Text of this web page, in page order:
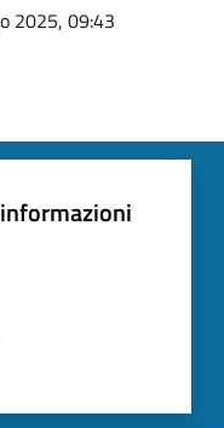
2025, 09:43